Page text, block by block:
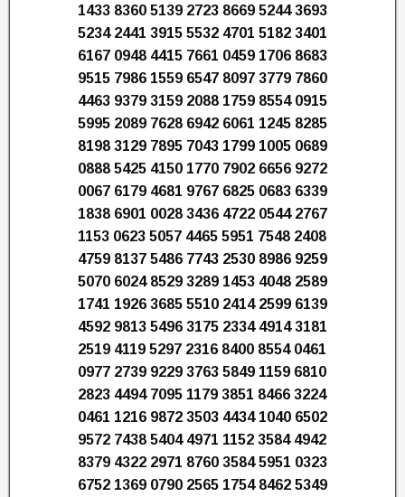
1433 8360 5139 2723 8669 5244 3693
5234 2441 3915 5532 4701 5182 3401
6167 0948 4415 7661 0459 1706 8683
9515 7986 1559 6547 8097 3779 7860
4463 9379 3159 2088 1759 8554 0915
5995 2089 7628 6942 6061 1245 8285
8198 3129 7895 7043 1799 1005 0689
0888 5425 4150 1770 7902 6656 9272
0067 6179 4681 9767 6825 0683 6339
1838 6901 0028 3436 4722 0544 2767
1153 0623 5057 4465 5951 7548 2408
4759 8137 5486 7743 2530 8986 9259
5070 6024 8529 3289 1453 4048 2589
1741 1926 3685 5510 2414 2599 6139
4592 9813 5496 3175 2334 4914 3181
2519 4119 5297 2316 8400 8554 0461
0977 2739 9229 3763 5849 1159 6810
2823 4494 7095 1179 3851 8466 3224
0461 1216 9872 3503 4434 1040 6502
9572 7438 5404 4971 1152 3584 4942
8379 4322 2971 8760 3584 5951 0323
6752 1369 0790 2565 1754 8462 5349